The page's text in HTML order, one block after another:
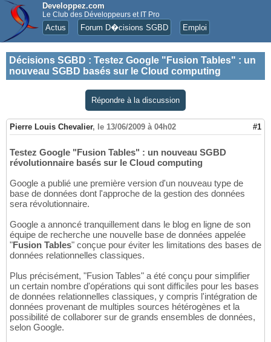
Developpez.com
Le Club des Développeurs et IT Pro
Actus Forum D�cisions SGBD Emploi
Décisions SGBD : Testez Google "Fusion Tables" : un
nouveau SGBD basés sur le Cloud computing
Répondre à la discussion
Pierre Louis Chevalier, le 13/06/2009 à 04h02 #1
Testez Google "Fusion Tables" : un nouveau SGBD
révolutionnaire basés sur le Cloud computing
Google a publié une première version d'un nouveau type de
base de données dont l'approche de la gestion des données
sera révolutionnaire.
Google a annoncé tranquillement dans le blog en ligne de son
équipe de recherche une nouvelle base de données appelée
"Fusion Tables" conçue pour éviter les limitations des bases de
données relationnelles classiques.
Plus précisément, "Fusion Tables" a été conçu pour simplifier
un certain nombre d'opérations qui sont difficiles pour les bases
de données relationnelles classiques, y compris l'intégration de
données provenant de multiples sources hétérogènes et la
possibilité de collaborer sur de grands ensembles de données,
selon Google.